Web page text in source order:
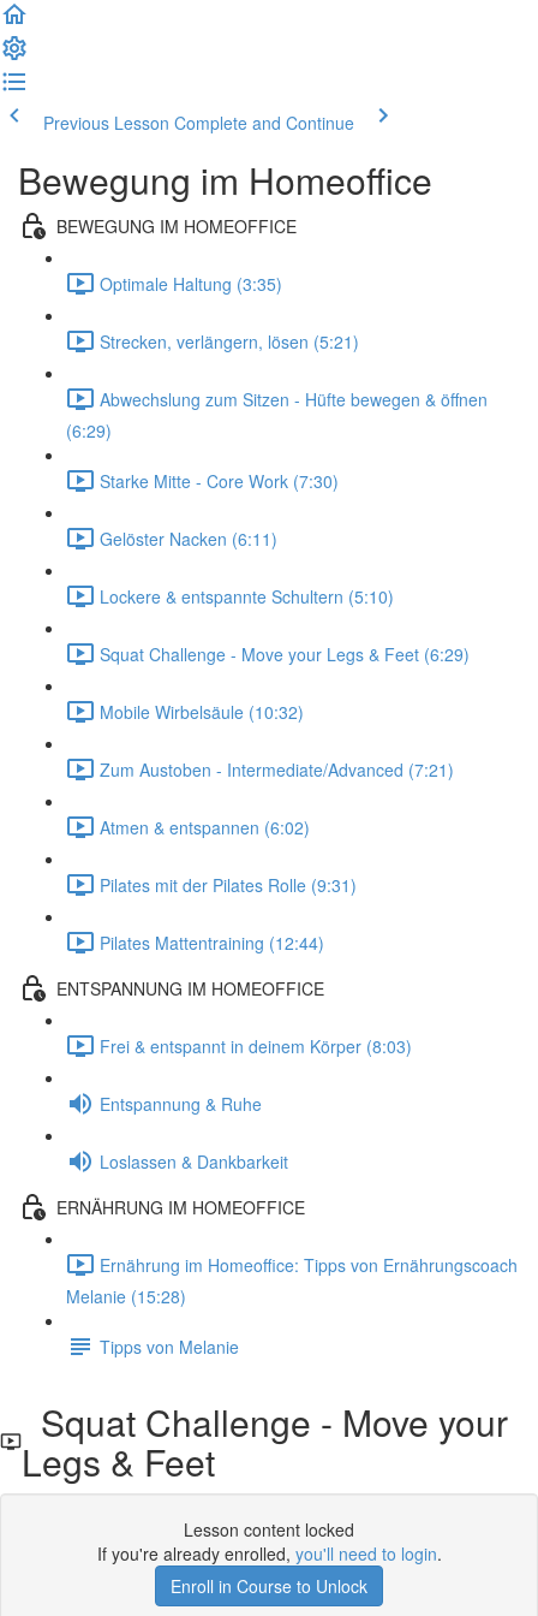
Previous Lesson Complete and Continue
Bewegung im Homeoffice
BEWEGUNG IM HOMEOFFICE
Optimale Haltung (3:35)
Strecken, verlängern, lösen (5:21)
Abwechslung zum Sitzen - Hüfte bewegen & öffnen
(6:29)
Starke Mitte - Core Work (7:30)
Gelöster Nacken (6:11)
Lockere & entspannte Schultern (5:10)
Squat Challenge - Move your Legs & Feet (6:29)
Mobile Wirbelsäule (10:32)
Zum Austoben - Intermediate/Advanced (7:21)
Atmen & entspannen (6:02)
Pilates mit der Pilates Rolle (9:31)
Pilates Mattentraining (12:44)
ENTSPANNUNG IM HOMEOFFICE
Frei & entspannt in deinem Körper (8:03)
Entspannung & Ruhe
Loslassen & Dankbarkeit
ERNÄHRUNG IM HOMEOFFICE
Ernährung im Homeoffice: Tipps von Ernährungscoach
Melanie (15:28)
Tipps von Melanie
Squat Challenge - Move your
Legs & Feet
Lesson content locked
If you're already enrolled, you'll need to login.
Enroll in Course to Unlock